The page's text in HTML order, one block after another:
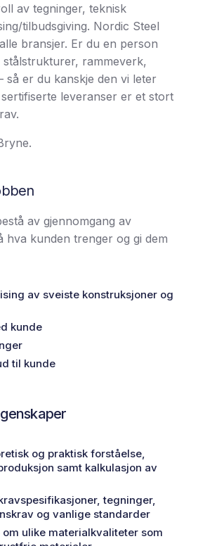
av tegninger, teknisk
tilbudsgiving. Nordic Steel
bransjer. Er du en person
rammeverk,
så er du kanskje den vi leter
leveranser er et stort
av gjennomgang av
kunden trenger og gi dem
av sveiste konstruksjoner og
kunde
til kunde
og praktisk forståelse,
samt kalkulasjon av
tegninger,
og vanlige standarder
om ulike materialkvaliteter som